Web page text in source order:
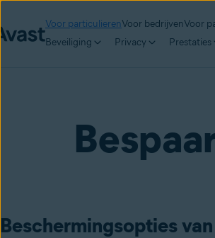
Voor particulierenVoor bedrijvenVoor
Beveiliging
Privacy Prestaties
Beschermingsopties van